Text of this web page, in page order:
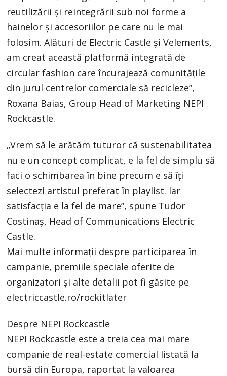
reutilizării și reintegrării sub noi forme a
hainelor și accesoriilor pe care nu le mai
folosim. Alături de Electric Castle și Velements,
am creat această platformă integrată de
circular fashion care încurajează comunitățile
din jurul centrelor comerciale să recicleze”,
Roxana Baias, Group Head of Marketing NEPI
Rockcastle.
„Vrem să le arătăm tuturor că sustenabilitatea
nu e un concept complicat, e la fel de simplu să
faci o schimbarea în bine precum e să îți
selectezi artistul preferat în playlist. Iar
satisfacția e la fel de mare”, spune Tudor
Costinaș, Head of Communications Electric
Castle.
Mai multe informații despre participarea în
campanie, premiile speciale oferite de
organizatori și alte detalii pot fi găsite pe
electriccastle.ro/rockitlater
Despre NEPI Rockcastle
NEPI Rockcastle este a treia cea mai mare
companie de real-estate comercial listată la
bursă din Europa, raportat la valoarea